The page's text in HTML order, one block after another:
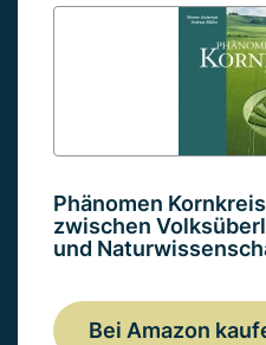
Phänomen
zwischen
und
Bei Amazon